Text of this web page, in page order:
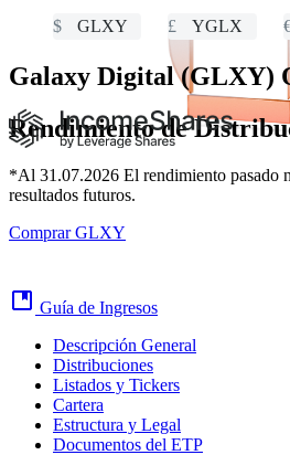
15 NUEVOS ETP
en Ámsterdam y Fráncfort
$ GLXY £ YGLX
Galaxy Digital (GLXY)
Rendimiento de
*Al 31.07.2026 El rendimiento pasado
resultados futuros.
Comprar GLXY
Guía de Ingresos
Descripción General
Distribuciones
Listados y Tickers
Cartera
Estructura y Legal
Documentos del ETP